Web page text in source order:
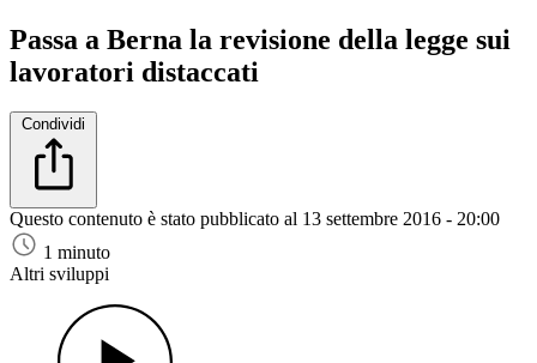
Passa a Berna la revisione della legge sui
lavoratori distaccati
Condividi
Questo contenuto è stato pubblicato al 13 settembre 2016 - 20:00
1 minuto
Altri sviluppi